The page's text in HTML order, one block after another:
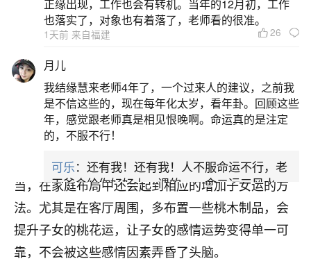
背对门一定切记不要座位背着门，因为门是气口，
2、怎样增加子女的好运气如何增加子女的好运
3、多布桃木。桃木在风水之中具有重要的地
位，具有避邪祟的主要功效，但是，如果布置得
当，在家庭布局中还会起到相应的增加子女运的方
法。尤其是在客厅周围，多布置一些桃木制品，会
提升子女的桃花运，让子女的感情运势变得单一可
靠，不会被这些感情因素弄昏了头脑。
正缘出现，工作也会有转机。当年的12月初，工作
也落实了，对象也有着落了，老师看的很准。
1天前 来自福建 26
月儿
我结缘慧来老师4年了，一个过来人的建议，之前我
是不信这些的，现在每年化太岁，看年卦。回顾这些
年，感觉跟老师真是相见恨晚啊。命运真的是注定
的，不服不行！
可乐：还有我！还有我！人不服命运不行，老
天爷会给你好好上一课的。一命二运三风水，
哪样不服都不行！
平安是福：我也是每年找老师化太岁，看年
卦，认识老师3年了，都是缘分啊！